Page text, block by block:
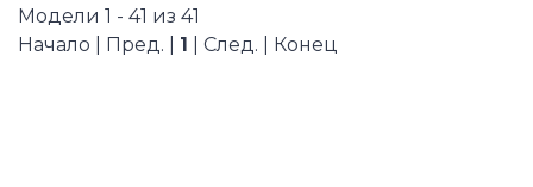
Модели 1 - 41 из 41
Начало | Пред. | 1 | След. | Конец